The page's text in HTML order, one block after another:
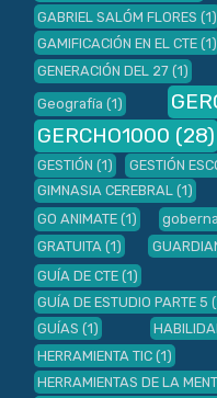
GABRIEL SALÓM FLORES (1)
GAMIFICACIÓN EN EL CTE (1)
GENERACIÓN DEL 27 (1)
Geografía (1)
GERCHO1000 (28)
GESTIÓN (1) GESTIÓN
GIMNASIA CEREBRAL (1)
GO ANIMATE (1)
GRATUITA (1)
GUÍA DE CTE (1)
GUÍA DE ESTUDIO PARTE 5
GUÍAS (1)
HERRAMIENTA TIC (1)
HERRAMIENTAS DE LA